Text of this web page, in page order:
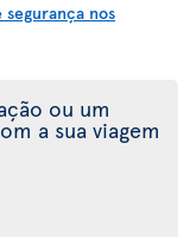
nos
ou um
a sua viagem